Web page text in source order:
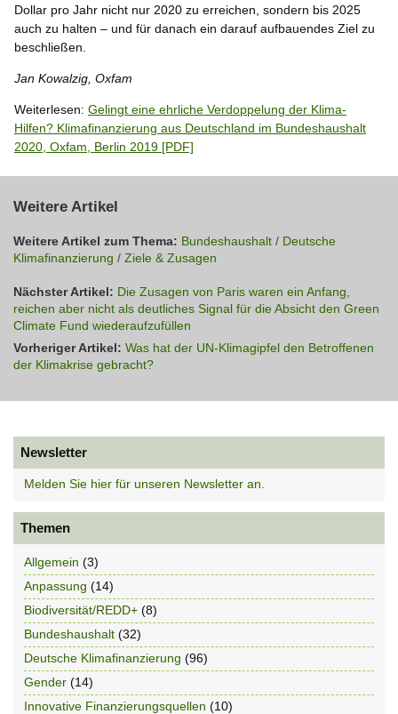
Dollar pro Jahr nicht nur 2020 zu erreichen, sondern bis 2025
auch zu halten – und für danach ein darauf aufbauendes Ziel zu
beschließen.
Jan Kowalzig, Oxfam
Weiterlesen: Gelingt eine ehrliche Verdoppelung der Klima-
Hilfen? Klimafinanzierung aus Deutschland im Bundeshaushalt
2020, Oxfam, Berlin 2019 [PDF]
Weitere Artikel
Weitere Artikel zum Thema: Bundeshaushalt / Deutsche
Klimafinanzierung / Ziele & Zusagen
Nächster Artikel: Die Zusagen von Paris waren ein Anfang,
reichen aber nicht als deutliches Signal für die Absicht den Green
Climate Fund wiederaufzufüllen
Vorheriger Artikel: Was hat der UN-Klimagipfel den Betroffenen
der Klimakrise gebracht?
Newsletter
Melden Sie hier für unseren Newsletter an.
Themen
Allgemein (3)
Anpassung (14)
Biodiversität/REDD+ (8)
Bundeshaushalt (32)
Deutsche Klimafinanzierung (96)
Gender (14)
Innovative Finanzierungsquellen (10)